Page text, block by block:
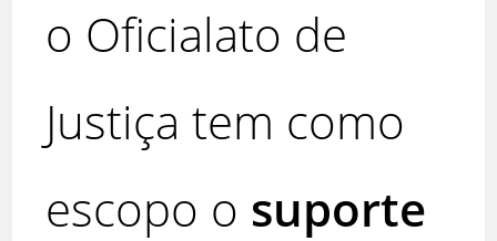
o Oficialato de
Justiça tem como
escopo o suporte